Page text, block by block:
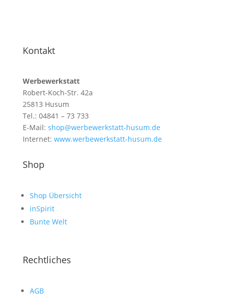
Kontakt
Werbewerkstatt
Robert-Koch-Str. 42a
25813 Husum
Tel.: 04841 – 73 733
E-Mail: shop@werbewerkstatt-husum.de
Internet: www.werbewerkstatt-husum.de
Shop
Shop Übersicht
inSpirit
Bunte Welt
Rechtliches
AGB